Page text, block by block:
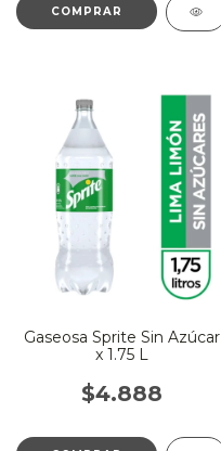
Gaseosa Sprite Sin Azúcar
x 1.75 L
$4.888